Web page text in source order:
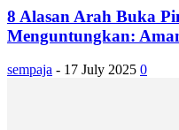
8 Alasan Arah Buka
Menguntungkan:
sempaja - 17 July 2025 0